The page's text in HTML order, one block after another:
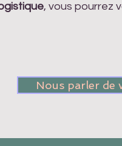
, vous pourrez
Nous parler de